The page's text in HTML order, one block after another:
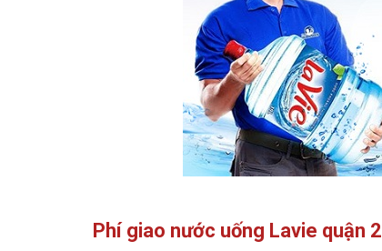
Phí giao nước uống Lavie quận